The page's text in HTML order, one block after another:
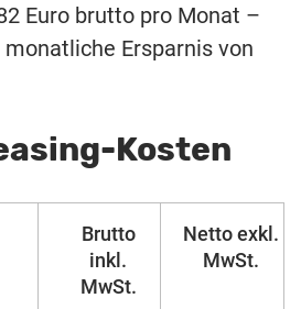
Euro brutto pro Monat –
Ersparnis von
Kosten
Brutto
inkl.
MwSt.
Netto exkl.
MwSt.